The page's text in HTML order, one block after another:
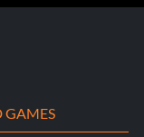
GAMES